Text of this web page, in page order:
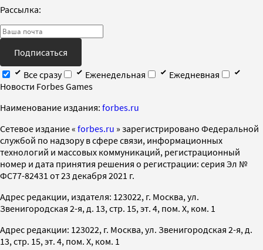
Рассылка:
Подписаться
Все сразу
Еженедельная
Ежедневная
Новости Forbes Games
Наименование издания: forbes.ru
Cетевое издание « forbes.ru » зарегистрировано Федеральной
службой по надзору в сфере связи, информационных
технологий и массовых коммуникаций, регистрационный
номер и дата принятия решения о регистрации: серия Эл №
ФС77-82431 от 23 декабря 2021 г.
Адрес редакции, издателя: 123022, г. Москва, ул.
Звенигородская 2-я, д. 13, стр. 15, эт. 4, пом. X, ком. 1
Адрес редакции: 123022, г. Москва, ул. Звенигородская 2-я, д.
13, стр. 15, эт. 4, пом. X, ком. 1